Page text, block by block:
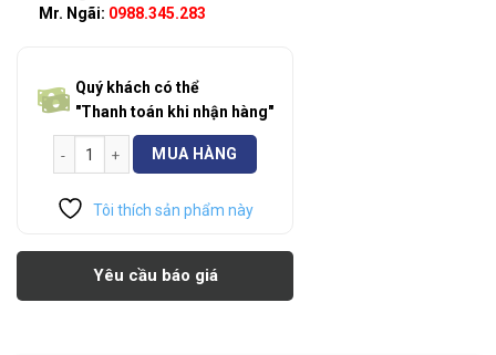
Mr. Ngãi: 0988.345.283
Quý khách có thể
"Thanh toán khi nhận hàng"
Máy Bơm Tsurumi HS2.4S số lượng
MUA HÀNG
Tôi thích sản phẩm này
Yêu cầu báo giá